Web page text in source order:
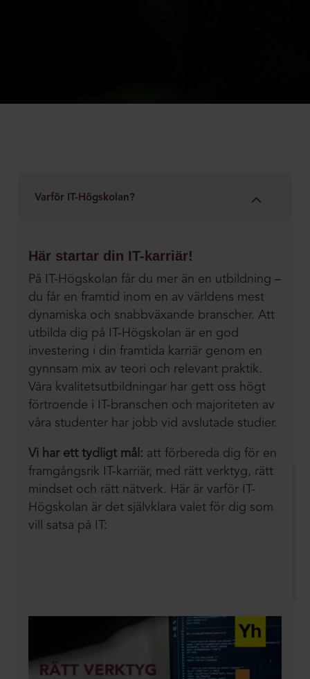
Varför IT-Högskolan?
Här startar din IT-karriär!
På IT-Högskolan får du mer än en utbildning –
du får en framtid inom en av världens mest
dynamiska och snabbväxande branscher. Att
utbilda dig på IT-Högskolan är en god
investering i din framtida karriär genom en
gynnsam mix av teori och relevant praktik.
Våra kvalitetsutbildningar har gett oss högt
förtroende i IT-branschen och majoriteten av
våra studenter har jobb vid avslutade studier.
Vi har ett tydligt mål: att förbereda dig för en
framgångsrik IT-karriär, med rätt verktyg, rätt
mindset och rätt nätverk. Här är varför IT-
Högskolan är det självklara valet för dig som
vill satsa på IT: